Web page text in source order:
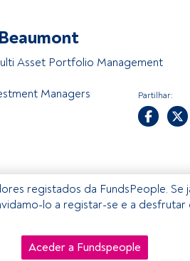
Asset Portfolio Management
Managers Partilhar:
registados da FundsPeople.
lo a registar-se e a
Aceder a Fundspeople